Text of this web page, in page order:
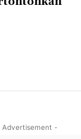
Advertisement -